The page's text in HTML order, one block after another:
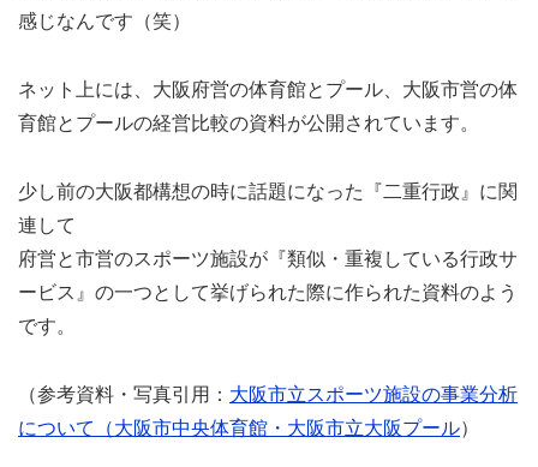
感じなんです（笑）
ネット上には、大阪府営の体育館とプール、大阪市営の体
育館とプールの経営比較の資料が公開されています。
少し前の大阪都構想の時に話題になった『二重行政』に関
連して
府営と市営のスポーツ施設が『類似・重複している行政サ
ービス』の一つとして挙げられた際に作られた資料のよう
です。
（参考資料・写真引用： 大阪市立スポーツ施設の事業分析
について（大阪市中央体育館・大阪市立大阪プール）